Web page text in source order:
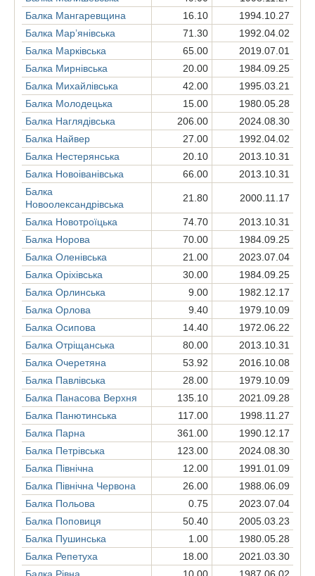
Балка Мангаревщина
16.10
1994.10.27
Балка Мар’янівська
71.30
1992.04.02
Балка Марківська
65.00
2019.07.01
Балка Мирнівська
20.00
1984.09.25
Балка Михайлівська
42.00
1995.03.21
Балка Молодецька
15.00
1980.05.28
Балка Наглядівська
206.00
2024.08.30
Балка Найвер
27.00
1992.04.02
Балка Нестерянська
20.10
2013.10.31
Балка Новоіванівська
66.00
2013.10.31
Балка
Новоолександрівська
21.80 2000.11.17
Балка Новотроїцька 74.70
2013.10.31
Балка Норова
70.00
1984.09.25
Балка Оленівська
21.00
2023.07.04
Балка Оріхівська
30.00
1984.09.25
Балка Орлинська
9.00
1982.12.17
Балка Орлова
9.40
1979.10.09
Балка Осипова
14.40
1972.06.22
Балка Отріщанська
80.00
2013.10.31
Балка Очеретяна
53.92
2016.10.08
Балка Павлівська
28.00
1979.10.09
Балка Панасова Верхня
135.10
2021.09.28
Балка Панютинська
117.00
1998.11.27
Балка Парна
361.00
1990.12.17
Балка Петрівська
123.00
2024.08.30
Балка Північна
12.00
1991.01.09
Балка Північна Червона
26.00
1988.06.09
Балка Польова
0.75
2023.07.04
Балка Поповиця
50.40
2005.03.23
Балка Пушинська
1.00
1980.05.28
Балка Репетуха
18.00
2021.03.30